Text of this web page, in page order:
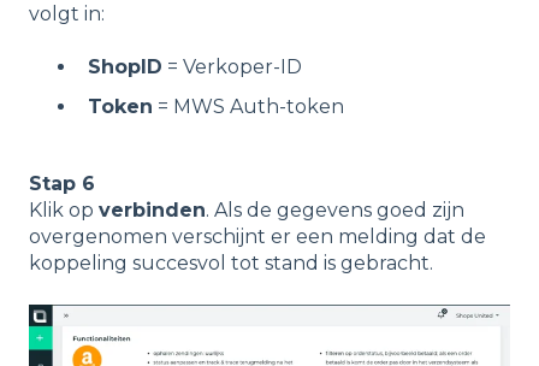
volgt in:
ShopID = Verkoper-ID
Token = MWS Auth-token
Stap 6
Klik op verbinden. Als de gegevens goed zijn
overgenomen verschijnt er een melding dat de
koppeling succesvol tot stand is gebracht.